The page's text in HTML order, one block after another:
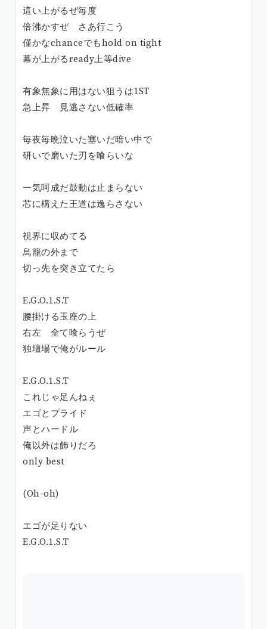
這い上がるぜ毎度
倍沸かすぜ さあ行こう
僅かなchanceでもhold on tight
幕が上がるready上等dive
有象無象に用はない狙うは1ST
急上昇 見逃さない低確率
毎夜毎晩泣いた塞いだ暗い中で
研いで磨いた刃を喰らいな
一気呵成だ鼓動は止まらない
芯に構えた王道は逸らさない
視界に収めてる
鳥籠の外まで
切っ先を突き立てたら
E.G.O.1.S.T
腰掛ける玉座の上
右左 全て喰らうぜ
独壇場で俺がルール
E.G.O.1.S.T
これじゃ足んねぇ
エゴとプライド
声とハードル
俺以外は飾りだろ
only best
(Oh-oh)
エゴが足りない
E.G.O.1.S.T